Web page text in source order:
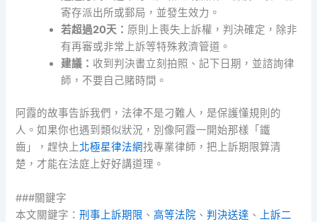
寄存派出所或郵局，並發生效力。
若超過20天： 原則上喪失上訴權，判決確定，除非
有再審或非常上訴等特殊救濟管道。
建議： 收到判決書立刻拍照、記下日期，並諮詢律
師，不要自己賭時間。
阿霞的故事告訴我們，法律不是刁難人，是保護懂規則的
人。如果你也遇到類似狀況，別像阿霞一開始那樣「鐵
齒」，趕快上北極星律法網找專業律師，把上訴期限算清
楚，才能在法庭上好好講道理。
###關鍵字
本文關鍵字：刑事上訴期限 、高等法院 、判決送達 、
上訴二